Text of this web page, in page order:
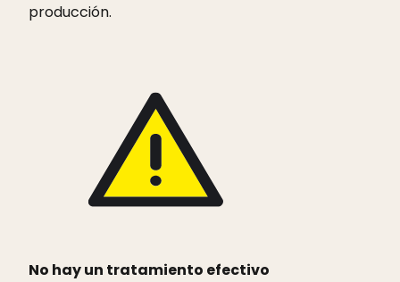
producción.
No hay un tratamiento efectivo